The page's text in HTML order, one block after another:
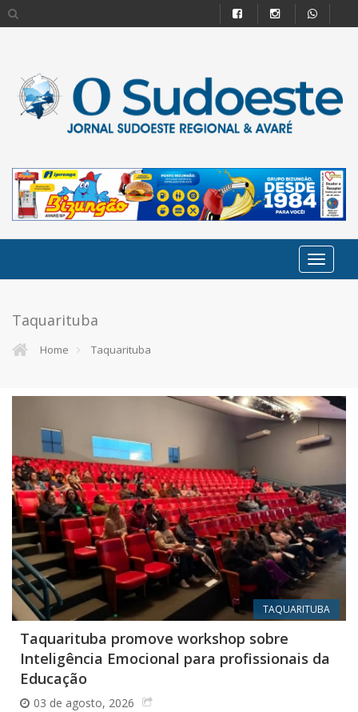
Taquarituba
Home Taquarituba
TAQUARITUBA
Taquarituba promove workshop sobre
Inteligência Emocional para profissionais da
Educação
03 de agosto, 2026